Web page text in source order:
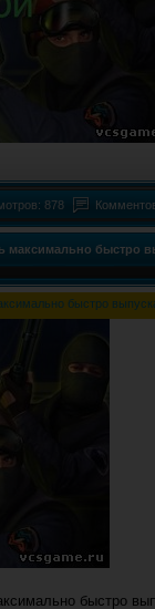
878
максимально быстро
быстро